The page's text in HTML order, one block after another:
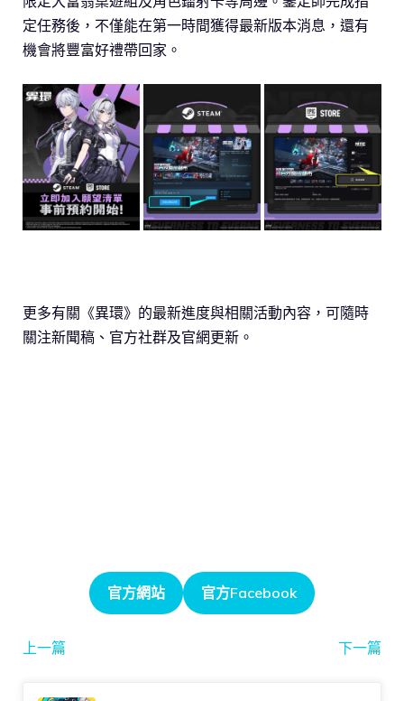
定任務後，不僅能在第一時間獲得最新版本消息，還有
機會將豐富好禮帶回家。
更多有關《異環》的最新進度與相關活動內容，可隨時
關注新聞稿、官方社群及官網更新。
官方網站 官方Facebook
上一篇 下一篇